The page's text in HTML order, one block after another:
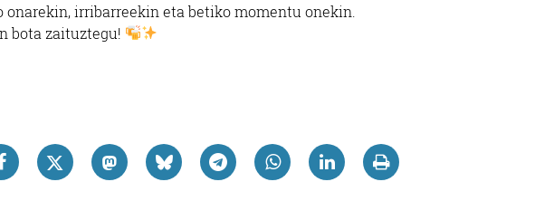
onarekin, irribarreekin eta betiko momentu onekin.
bota zaituztegu!